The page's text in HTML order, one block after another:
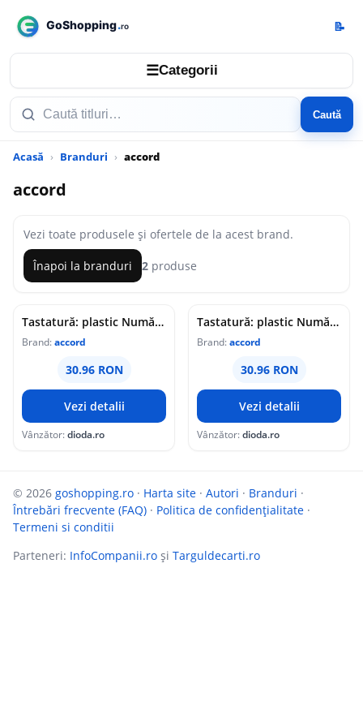
☰Categorii
Caută
📝
Acasă Branduri accord
accord
Vezi toate produsele și ofertele de la acest brand.
Înapoi la branduri 2 produse
Tastatură: plastic Număr butoane: 16 nu există plastic 200mΩ
Brand:accord
30.96 RON
Vezi detalii
Vânzător:dioda.ro
Tastatură: plastic Număr butoane: 16 nu există plastic 200mΩ
Brand:accord
30.96 RON
Vezi detalii
Vânzător:dioda.ro
© 2026 goshopping.ro · Harta site · Autori · Branduri ·
Întrebări frecvente (FAQ) · Politica de confidențialitate ·
Termeni si conditii
Parteneri: InfoCompanii.ro și Targuldecarti.ro